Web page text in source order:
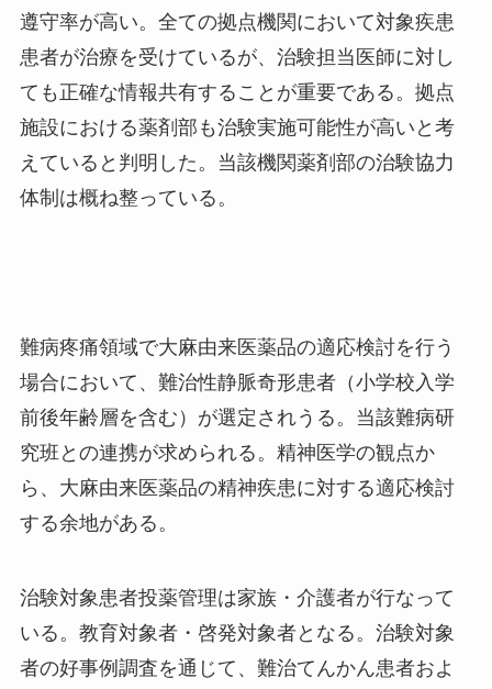
遵守率が高い。全ての拠点機関において対象疾患
患者が治療を受けているが、治験担当医師に対し
ても正確な情報共有することが重要である。拠点
施設における薬剤部も治験実施可能性が高いと考
えていると判明した。当該機関薬剤部の治験協力
体制は概ね整っている。
難病疼痛領域で大麻由来医薬品の適応検討を行う
場合において、難治性静脈奇形患者（小学校入学
前後年齢層を含む）が選定されうる。当該難病研
究班との連携が求められる。精神医学の観点か
ら、大麻由来医薬品の精神疾患に対する適応検討
する余地がある。
治験対象患者投薬管理は家族・介護者が行なって
いる。教育対象者・啓発対象者となる。治験対象
者の好事例調査を通じて、難治てんかん患者およ